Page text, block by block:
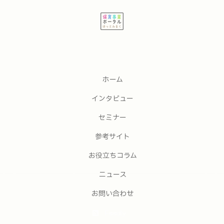
ホーム
インタビュー
セミナー
参考サイト
お役立ちコラム
ニュース
お問い合わせ